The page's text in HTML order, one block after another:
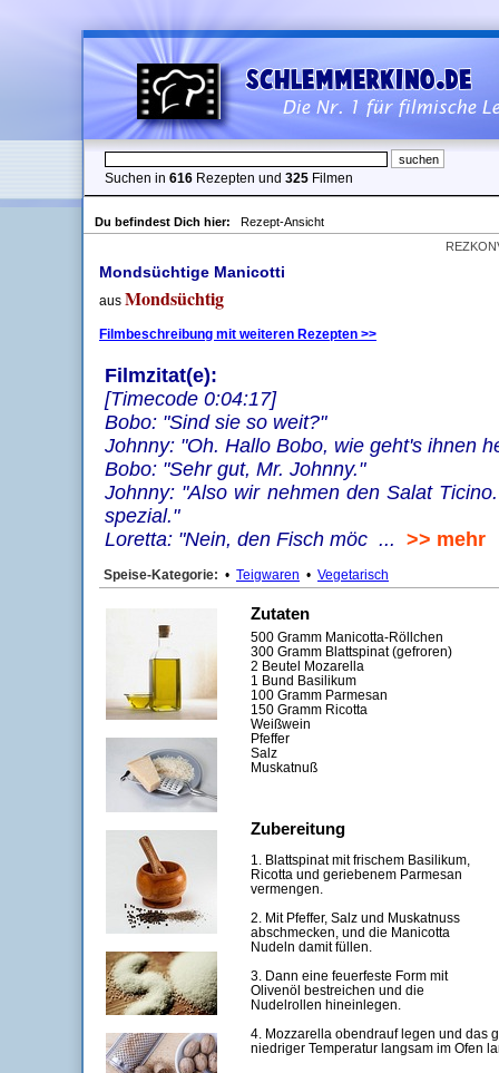
Suchen in 616 Rezepten und 325 Filmen
Du befindest Dich hier:
Rezept-Ansicht
Mondsüchtige Manicotti
aus Mondsüchtig
Filmbeschreibung mit weiteren Rezepten >>
Filmzitat(e):
[Timecode 0:04:17]
Bobo: "Sind sie so weit?"
Johnny: "Oh. Hallo Bobo, wie geht's ihnen
Bobo: "Sehr gut, Mr. Johnny."
Johnny: "Also wir nehmen den Salat
spezial."
Loretta: "Nein, den Fisch möc ... >> mehr
Speise-Kategorie: • Teigwaren • Vegetarisch
Zutaten
500 Gramm Manicotta-Röllchen
300 Gramm Blattspinat (gefroren)
2 Beutel Mozarella
1 Bund Basilikum
100 Gramm Parmesan
150 Gramm Ricotta
Weißwein
Pfeffer
Salz
Muskatnuß
Zubereitung
1. Blattspinat mit frischem Basilikum,
Ricotta und geriebenem Parmesan
vermengen.
2. Mit Pfeffer, Salz und Muskatnuss
abschmecken, und die Manicotta
Nudeln damit füllen.
3. Dann eine feuerfeste Form mit
Olivenöl bestreichen und die
Nudelrollen hineinlegen.
4. Mozzarella obendrauf legen und das
niedriger Temperatur langsam im Ofen